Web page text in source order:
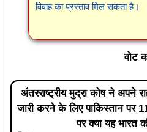
विवाह का प्रस्ताव मिल सकता है।
वोट
अंतरराष्ट्रीय मुद्रा कोष ने अपने
जारी करने के लिए पाकिस्तान पर
पर क्या यह भारत